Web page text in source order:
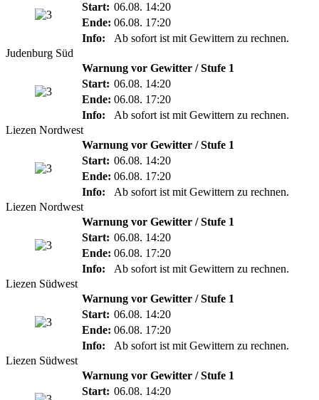
Start: 06.08. 14:20
Ende: 06.08. 17:20
Info:
Ab sofort ist mit Gewittern zu rechnen.
Judenburg Süd
Warnung vor Gewitter / Stufe 1
Start: 06.08. 14:20
Ende: 06.08. 17:20
Info:
Ab sofort ist mit Gewittern zu rechnen.
Liezen Nordwest
Warnung vor Gewitter / Stufe 1
Start: 06.08. 14:20
Ende: 06.08. 17:20
Info:
Ab sofort ist mit Gewittern zu rechnen.
Liezen Nordwest
Warnung vor Gewitter / Stufe 1
Start: 06.08. 14:20
Ende: 06.08. 17:20
Info:
Ab sofort ist mit Gewittern zu rechnen.
Liezen Südwest
Warnung vor Gewitter / Stufe 1
Start: 06.08. 14:20
Ende: 06.08. 17:20
Info:
Ab sofort ist mit Gewittern zu rechnen.
Liezen Südwest
Warnung vor Gewitter / Stufe 1
Start: 06.08. 14:20